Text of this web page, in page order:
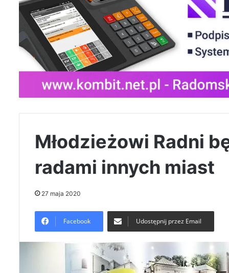
Młodzieżowi Radni
radami innych miast
27 maja 2020
Facebook Udostępnij przez Email